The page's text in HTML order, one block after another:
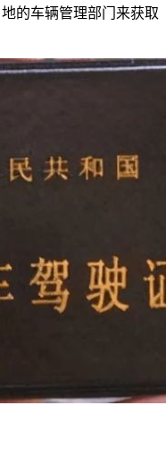
的车辆管理部门来获取